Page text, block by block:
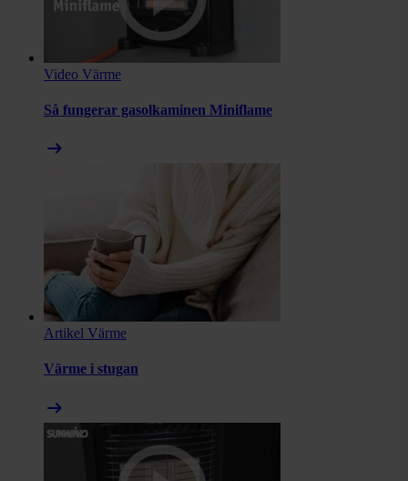
Video Värme
Så fungerar gasolkaminen Miniflame
arrow_right_alt
Artikel Värme
Värme i stugan
arrow_right_alt